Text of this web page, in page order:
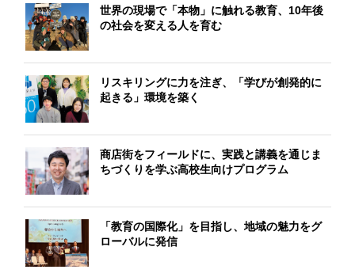
世界の現場で「本物」に触れる教育、10年後
の社会を変える人を育む
リスキリングに力を注ぎ、「学びが創発的に
起きる」環境を築く
商店街をフィールドに、実践と講義を通じま
ちづくりを学ぶ高校生向けプログラム
「教育の国際化」を目指し、地域の魅力をグ
ローバルに発信